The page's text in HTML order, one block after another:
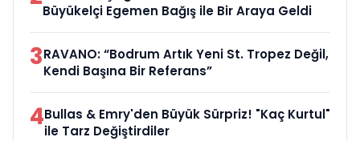
Büyükelçi Egemen Bağış ile Bir Araya Geldi
3RAVANO: “Bodrum Artık Yeni St. Tropez Değil,
Kendi Başına Bir Referans”
4Bullas & Emry'den Büyük Sürpriz! "Kaç Kurtul"
ile Tarz Değiştirdiler